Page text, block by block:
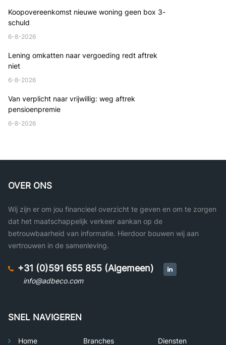
Koopovereenkomst nieuwe woning geen box 3-
schuld
6-8-2026
Lening omkatten naar vergoeding redt aftrek
niet
6-8-2026
Van verplicht naar vrijwillig: weg aftrek
pensioenpremie
6-8-2026
OVER ONS
Wij zijn er om jou financieel overzicht te geven en om te zorgen
dat het maatschappelijk verkeer aankan op de
betrouwbaarheid van informatie. Hierdoor bouwen wij aan
vertrouwen in de samenleving.
+31 (0)591 655 855 (Algemeen)
info@adbeco.com
SNEL NAVIGEREN
Home Branches Diensten